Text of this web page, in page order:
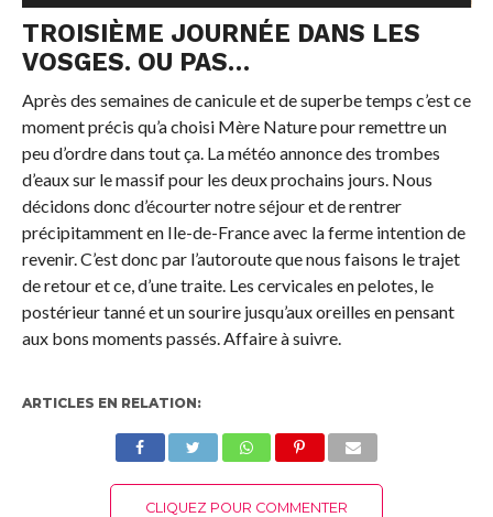
TROISIÈME JOURNÉE DANS LES
VOSGES. OU PAS…
Après des semaines de canicule et de superbe temps c’est ce
moment précis qu’a choisi Mère Nature pour remettre un
peu d’ordre dans tout ça. La météo annonce des trombes
d’eaux sur le massif pour les deux prochains jours. Nous
décidons donc d’écourter notre séjour et de rentrer
précipitamment en Ile-de-France avec la ferme intention de
revenir. C’est donc par l’autoroute que nous faisons le trajet
de retour et ce, d’une traite. Les cervicales en pelotes, le
postérieur tanné et un sourire jusqu’aux oreilles en pensant
aux bons moments passés. Affaire à suivre.
ARTICLES EN RELATION:
CLIQUEZ POUR COMMENTER